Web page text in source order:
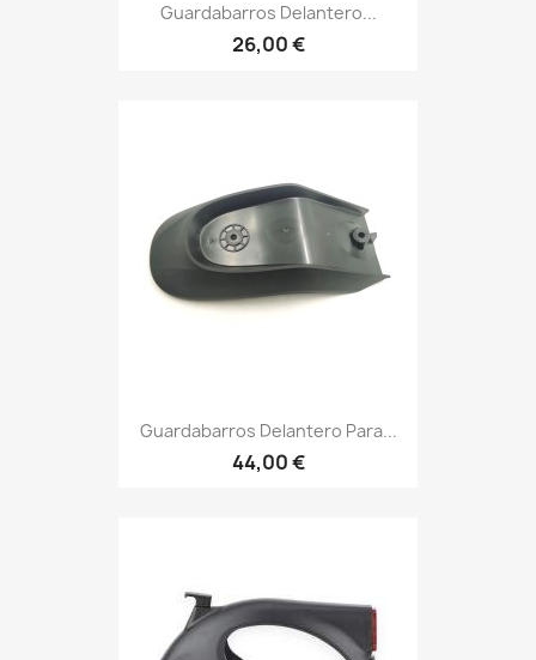
Guardabarros Delantero...
26,00 €
Guardabarros Delantero Para...
44,00 €